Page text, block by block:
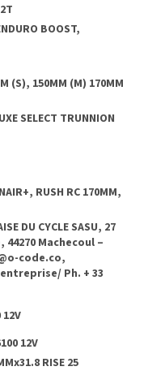
BOOST,
(S), 150MM (M) 170MM
SELECT TRUNNION
RUSH RC 170MM,
DU CYCLE SASU, 27
Machecoul –
code.co,
Ph. + 33
12V
RISE 25